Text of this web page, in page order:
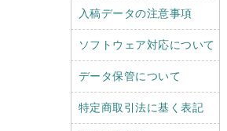
入稿データの注意事項
ソフトウェア対応について
データ保管について
特定商取引法に基く表記